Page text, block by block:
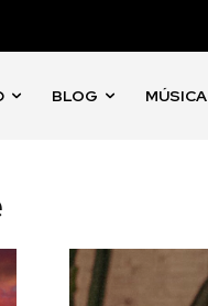
BLOG MÚSICA